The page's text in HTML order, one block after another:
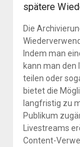
spätere
Die
Indem man
kann man
teilen oder
bietet die
langfristig zu
Publikum
Livestreams
Content-